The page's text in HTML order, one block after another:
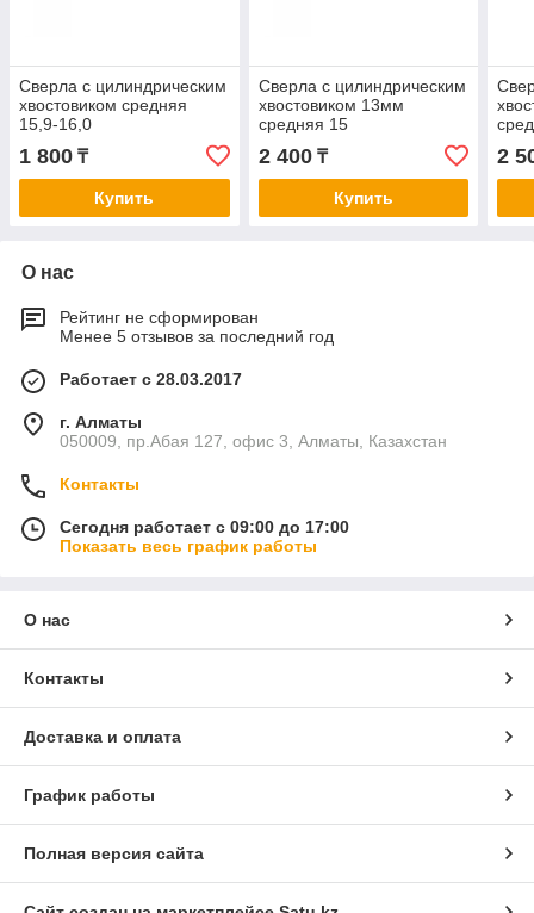
Сверла с цилиндрическим
хвостовиком средняя
15,9-16,0
1 800 ₸
Купить
Сверла с цилиндрическим
хвостовиком 13мм
средняя 15
2 400₸
Купить
2
О нас
Рейтинг не сформирован
Менее 5 отзывов за последний год
Работает с 28.03.2017
г. Алматы
050009, пр.Абая 127, офис 3, Алматы, Казахстан
Контакты
Сегодня работает с 09:00 до 17:00
Показать весь график работы
О нас
Контакты
Доставка и оплата
График работы
Полная версия сайта